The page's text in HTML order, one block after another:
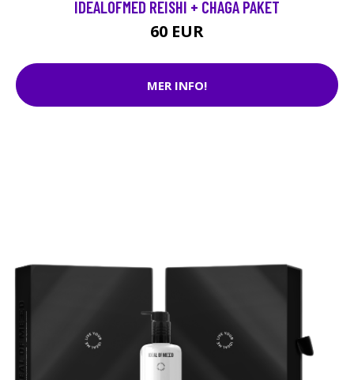
IDEALOFMED REISHI + CHAGA PAKET
60 EUR
MER INFO!